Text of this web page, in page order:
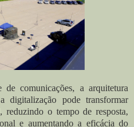
comunicações, a arquitetura
digitalização pode transformar
reduzindo o tempo de resposta,
e aumentando a eficácia do